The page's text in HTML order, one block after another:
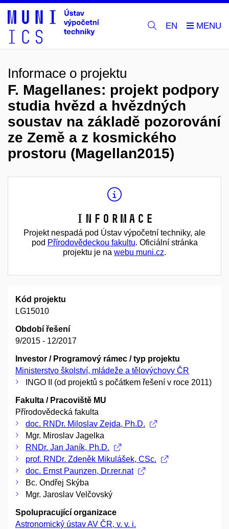
EN
Informace o projektu
F. Magellanes: projekt podpory
studia hvězd a hvězdných
soustav na základě pozorování
ze Země a z kosmického
prostoru (Magellan2015)
Informace
Projekt nespadá pod Ústav výpočetní techniky, ale
pod Přírodovědeckou fakultu. Oficiální stránka
projektu je na webu muni.cz.
Kód projektu
LG15010
Období řešení
9/2015 - 12/2017
Investor / Programový rámec / typ projektu
Ministerstvo školství, mládeže a tělovýchovy ČR
INGO II (od projektů s počátkem řešení v roce 2011)
Fakulta / Pracoviště MU
Přírodovědecká fakulta
doc. RNDr. Miloslav Zejda, Ph.D.
Mgr. Miroslav Jagelka
RNDr. Jan Janík, Ph.D.
prof. RNDr. Zdeněk Mikulášek, CSc.
doc. Ernst Paunzen, Dr.rer.nat
Bc. Ondřej Skýba
Mgr. Jaroslav Velčovský
Spolupracující organizace
Astronomický ústav AV ČR, v. v. i.